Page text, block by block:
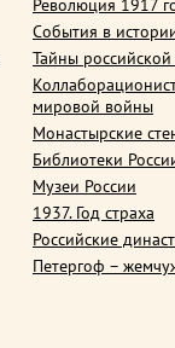
Революция 1917
События в
Тайны
мировой войны
Монастырские
Библиотеки
Музеи России
1937. Год страха
Российские
Петергоф –